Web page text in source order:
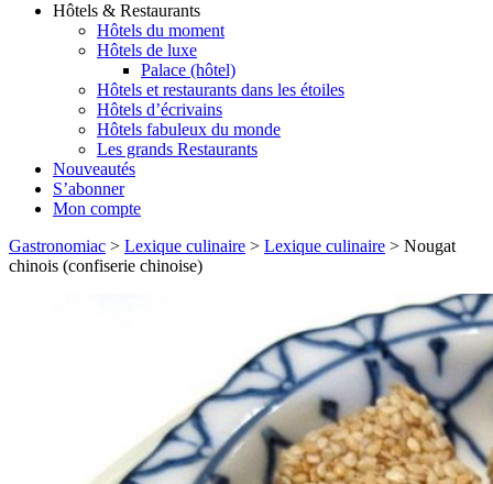
Hôtels & Restaurants
Hôtels du moment
Hôtels de luxe
Palace (hôtel)
Hôtels et restaurants dans les étoiles
Hôtels d’écrivains
Hôtels fabuleux du monde
Les grands Restaurants
Nouveautés
S’abonner
Mon compte
Gastronomiac > Lexique culinaire > Lexique culinaire > Nougat
chinois (confiserie chinoise)